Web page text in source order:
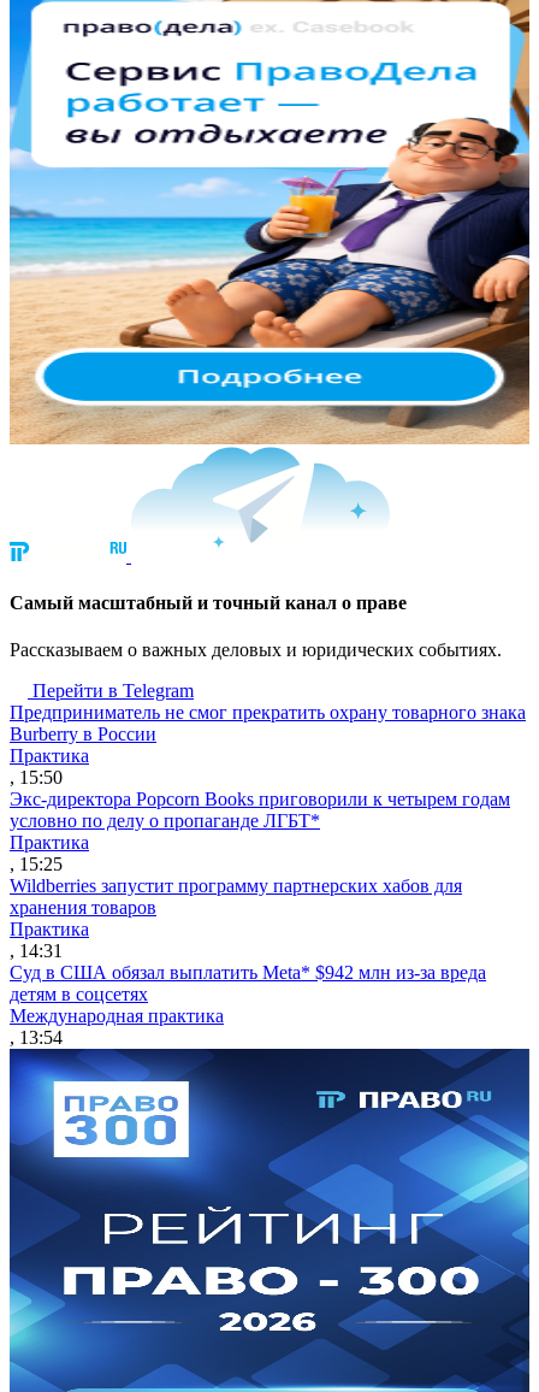
Cамый масштабный и точный канал о праве
Рассказываем о важных деловых и юридических событиях.
Перейти в Telegram
Предприниматель не смог прекратить охрану товарного знака
Burberry в России
Практика
, 15:50
Экс-директора Popcorn Books приговорили к четырем годам
условно по делу о пропаганде ЛГБТ*
Практика
, 15:25
Wildberries запустит программу партнерских хабов для
хранения товаров
Практика
, 14:31
Суд в США обязал выплатить Meta* $942 млн из-за вреда
детям в соцсетях
Международная практика
, 13:54